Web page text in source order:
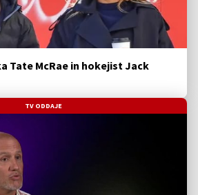
Tate McRae in hokejist Jack
TV ODDAJE